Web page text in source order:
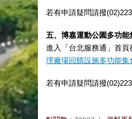
若有申請疑問請撥
五、博嘉運動公園多功
進入「台北服務通」首
理廠場回饋設施多功能集
若有申請疑問請撥